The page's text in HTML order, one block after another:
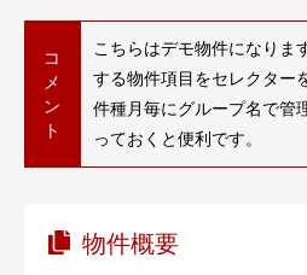
コ
メ
ン
ト
こちらはデモ物件になりま
する物件項目をセレクター
件種月毎にグループ名で管
っておくと便利です。
物件概要